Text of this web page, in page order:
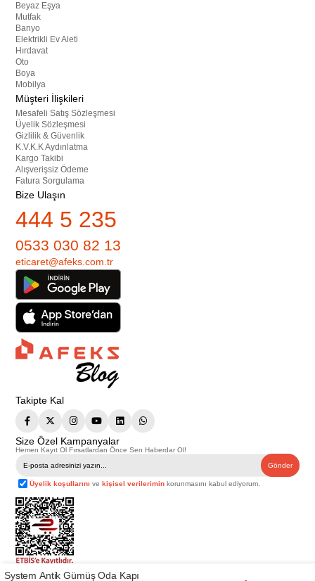
Beyaz Eşya
Mutfak
Banyo
Elektrikli Ev Aleti
Hırdavat
Oto
Boya
Mobilya
Müşteri İlişkileri
Mesafeli Satış Sözleşmesi
Üyelik Sözleşmesi
Gizlilik & Güvenlik
K.V.K.K Aydınlatma
Kargo Takibi
Alışverişsiz Ödeme
Fatura Sorgulama
Bize Ulaşın
444 5 235
0533 030 82 13
eticaret@afeks.com.tr
Takipte Kal
Size Özel Kampanyalar
Hemen Kayıt Ol Fırsatlardan Önce Sen Haberdar Ol!
Gönder
Üyelik koşullarını vekişisel verilerimin korunmasını kabul ediyorum.
System Antik Gümüş Oda Kapı